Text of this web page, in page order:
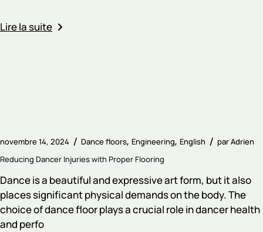
Lire la suite
novembre 14, 2024 Dance floors Engineering English parAdrien
Reducing Dancer Injuries with Proper Flooring
Dance is a beautiful and expressive art form, but it also
places significant physical demands on the body. The
choice of dance floor plays a crucial role in dancer health
and perfo